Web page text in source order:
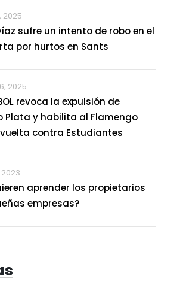
2025
sufre un intento de robo en el
por hurtos en Sants
2025
revoca la expulsión de
Plata y habilita al Flamengo
contra Estudiantes
aprender los propietarios
empresas?